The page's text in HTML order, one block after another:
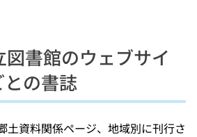
書館のウェブサイ
との書誌
土資料関係ページ、地域別に刊行さ